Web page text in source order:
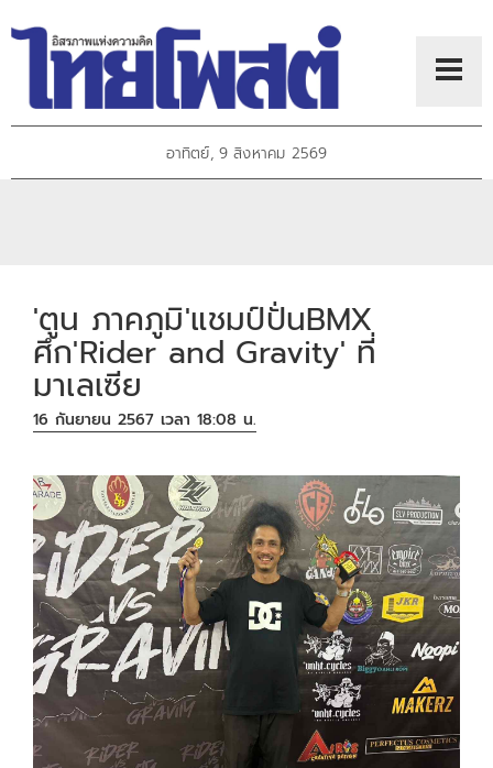
อาทิตย์, 9 สิงหาคม 2569
'ตูน ภาคภูมิ'แชมป์ปั่นBMX
ศึก'Rider and Gravity' ที่
มาเลเซีย
16 กันยายน 2567 เวลา 18:08 น.